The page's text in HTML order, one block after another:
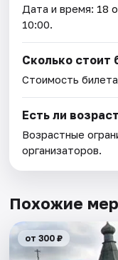
Дата и время: 18
10:00.
Сколько стоит
Стоимость
Есть ли
Возрастные
организаторов.
Похожие
от 300 ₽